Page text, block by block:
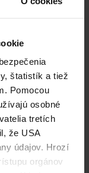
štatistík a tiež
Pomocou
osobné
tretích
že USA
údajov. Hrozí
orgánov